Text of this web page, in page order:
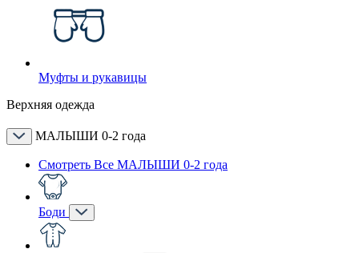
Муфты и рукавицы
Верхняя одежда
МАЛЫШИ 0-2 года
Смотреть Все МАЛЫШИ 0-2 года
Боди